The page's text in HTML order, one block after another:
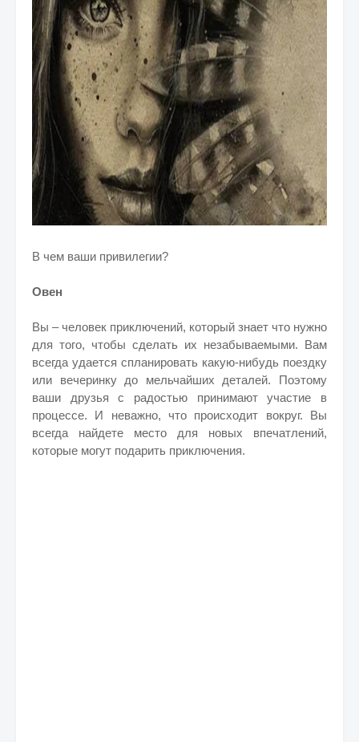
В чем ваши привилегии?
Овен
Вы – человек приключений, который знает что нужно
для того, чтобы сделать их незабываемыми. Вам
всегда удается спланировать какую-нибудь поездку
или вечеринку до мельчайших деталей. Поэтому
ваши друзья с радостью принимают участие в
процессе. И неважно, что происходит вокруг. Вы
всегда найдете место для новых впечатлений,
которые могут подарить приключения.